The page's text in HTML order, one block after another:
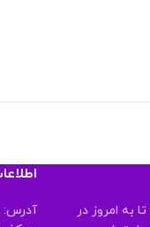
کرده و تا به امروز در
آدرس: